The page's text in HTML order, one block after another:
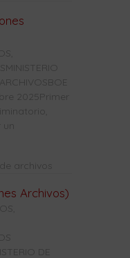
2025Primer
archivos
Archivos)
DE